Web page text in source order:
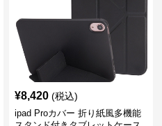
¥8,420 (税込)
ipad Proカバー 折り紙風多機能